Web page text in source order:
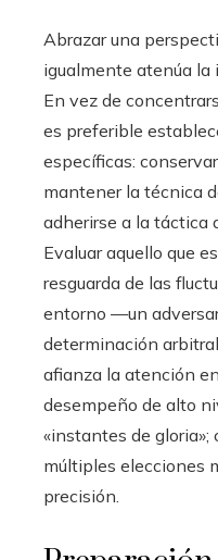
Abrazar una
igualmente atenúa la
En vez de
es preferible
específicas:
mantener la técnica
adherirse a la táctica
Evaluar aquello que
resguarda de las
entorno —un
determinación
afianza la atención
desempeño de alto
«instantes de gloria»;
múltiples elecciones
precisión.